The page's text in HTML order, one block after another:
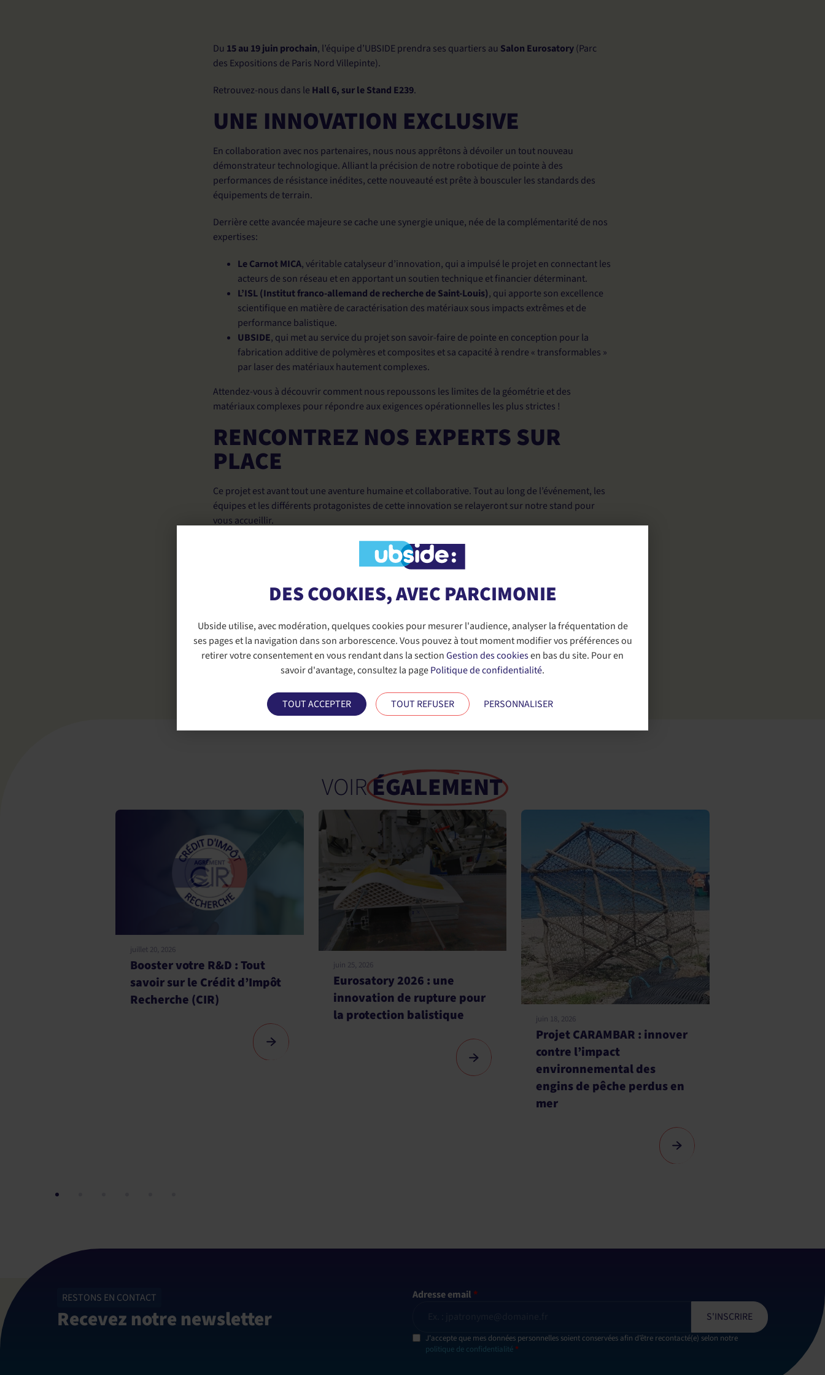
Du 15 au 19 juin prochain, l’équipe d’UBSIDE prendra ses quartiers au Salon Eurosatory(Parc
des Expositions de Paris Nord Villepinte).
Retrouvez-nous dans le Hall 6, sur le Stand E239.
UNE INNOVATION EXCLUSIVE
En collaboration avec nos partenaires, nous nous apprêtons à dévoiler un tout nouveau
démonstrateur technologique.Alliant la précision de notre robotique de pointe à des
performances de résistance inédites, cette nouveauté est prête à bousculer les standards des
équipements de terrain.
Derrière cette avancée majeure se cache une synergie unique, née de la complémentarité de nos
expertises:
LeCarnot MICA, véritable catalyseur d’innovation, qui a impulsé le projet en connectant les
acteurs de son réseau et en apportant un soutien technique et financier déterminant.
L’ISL (Institut franco-allemand de recherche de Saint-Louis), qui apporte son excellence
scientifique en matière de caractérisation des matériaux sous impacts extrêmes et de
performance balistique.
UBSIDE, qui met au service du projet son savoir-faire de pointe en conception pour la
fabrication additive de polymères et composites et sa capacité à rendre « transformables »
par laser des matériaux hautement complexes.
Attendez-vous à découvrir comment nous repoussons les limites de la géométrie et des
matériaux complexes pour répondre aux exigences opérationnelles les plus strictes !
RENCONTREZ NOS EXPERTS SUR
PLACE
Ce projet est avant tout une aventure humaine et collaborative. Tout au long de l’événement, les
équipes et les différents protagonistes de cette innovation se relayeront sur notre stand pour
vous accueillir.
Que vous soyez curieux de découvrir notre mystérieux démonstrateur en exclusivité, désireux
d’échanger sur vos propres défis industriels ou simplement d’accord pour refaire le monde des
Vous souhaitez planifier un moment privilégié ?Pour réserver un créneau d’échange ou
organiser une rencontre avec nos experts sur place, n’hésitez pas à contacter Frédéric Fourreau
par email,par téléphone au +33 (0)6 12 32 91 43 ou en passant par notreformulaire de contact.
On vous attend pour vous révéler l’avenir du composite !
VOIRÉGALEMENT
Booster votre R&D : Tout
savoir sur le Crédit d’Impôt
Recherche (CIR)
Eurosatory 2026 : une
innovation de rupture pour
la protection balistique
Projet CARAMBAR : innover
contre l’impact
environnemental des
engins de pêche perdus en
juin 5, 2026
Emballage biodégradable
analyse de l’impact du
règlement européen
sur les choix industriels
RESTONS EN CONTACT
Recevez notre newsletter
Adresse email *
J'accepte que mes données personnelles soient conservées afin d’être recontacté(e) selon notre
politique de confidentialité*
DES COOKIES, AVEC PARCIMONIE
Ubsideutilise, avec modération, quelques cookies pour mesurer l'audience, analyser la fréquentation de
ses pages et la navigation dans son arborescence. Vous pouvez à tout moment modifier vos préférences ou
retirer votre consentement en vous rendant dans la sectionGestion des cookiesen bas du site. Pour en
savoir d'avantage, consultez la pagePolitique de confidentialité.
TOUT ACCEPTER TOUT REFUSER PERSONNALISER